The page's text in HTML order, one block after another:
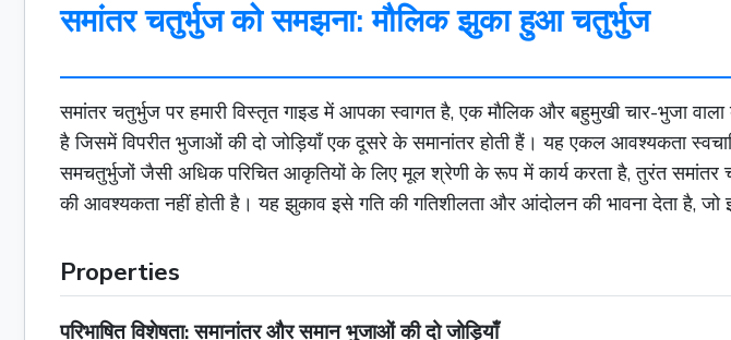
समांतर चतुर्भुज को समझना: मौलिक झुका हुआ चतुर्भुज
समांतर चतुर्भुज पर हमारी विस्तृत गाइड में आपका स्वागत है, एक मौलिक और बहुमुखी चार-भुजा वाला
है जिसमें विपरीत भुजाओं की दो जोड़ियाँ एक दूसरे के समानांतर होती हैं। यह एकल आवश्यकता
समचतुर्भुजों जैसी अधिक परिचित आकृतियों के लिए मूल श्रेणी के रूप में कार्य करता है, तुरंत समांतर
की आवश्यकता नहीं होती है। यह झुकाव इसे गति की गतिशीलता और आंदोलन की भावना देता है, जो
Properties
परिभाषित विशेषता: समानांतर और समान भुजाओं की दो जोड़ियाँ